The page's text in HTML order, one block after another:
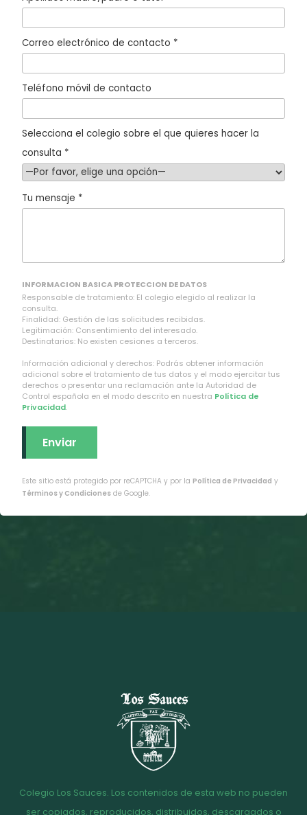
Correo electrónico de contacto *
Teléfono móvil de contacto
Selecciona el colegio sobre el que quieres hacer la
consulta *
Tu mensaje *
INFORMACION BASICA PROTECCION DE DATOS
Responsable de tratamiento: El colegio elegido al realizar la
consulta.
Finalidad: Gestión de las solicitudes recibidas.
Legitimación: Consentimiento del interesado.
Destinatarios: No existen cesiones a terceros.
Información adicional y derechos: Podrás obtener información
adicional sobre el tratamiento de tus datos y el modo ejercitar tus
derechos o presentar una reclamación ante la Autoridad de
Control española en el modo descrito en nuestra Política de
Privacidad.
Este sitio está protegido por reCAPTCHA y por la Política de Privacidad y
Términos y Condiciones de Google.
Colegio Los Sauces. Los contenidos de esta web no pueden
ser copiados, reproducidos, distribuidos, descargados o